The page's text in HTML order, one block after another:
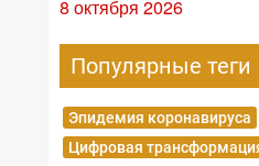
8 октября 2026
Популярные теги
Эпидемия коронавируса
Цифровая